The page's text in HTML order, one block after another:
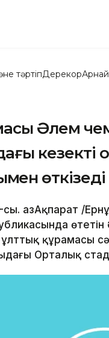
тәртіпДерекқор
Әлем
өткізеді
ҚазАқпарат /
құрамасы
Орталық